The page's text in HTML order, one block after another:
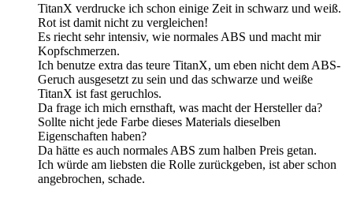
TitanX verdrucke ich schon einige Zeit in schwarz und weiß.
Rot ist damit nicht zu vergleichen!
Es riecht sehr intensiv, wie normales ABS und macht mir
Kopfschmerzen.
Ich benutze extra das teure TitanX, um eben nicht dem ABS-
Geruch ausgesetzt zu sein und das schwarze und weiße
TitanX ist fast geruchlos.
Da frage ich mich ernsthaft, was macht der Hersteller da?
Sollte nicht jede Farbe dieses Materials dieselben
Eigenschaften haben?
Da hätte es auch normales ABS zum halben Preis getan.
Ich würde am liebsten die Rolle zurückgeben, ist aber schon
angebrochen, schade.